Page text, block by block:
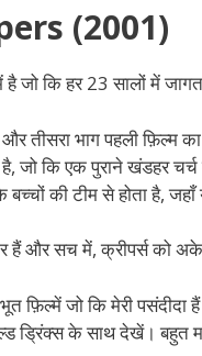
(2001)
जो कि हर 23 सालों में
तीसरा भाग पहली फ़िल्म
है, जो कि एक पुराने खंडहर
की टीम से होता है,
हैं और सच में, क्रीपर्स
भूत फ़िल्में जो कि मेरी
ड्रिंक्स के साथ देखें। बहुत